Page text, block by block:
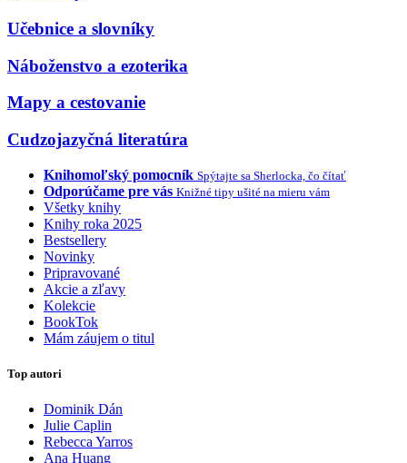
Učebnice a slovníky
Náboženstvo a ezoterika
Mapy a cestovanie
Cudzojazyčná literatúra
Knihomoľský pomocník Spýtajte sa Sherlocka, čo čítať
Odporúčame pre vás Knižné tipy ušité na mieru vám
Všetky knihy
Knihy roka 2025
Bestsellery
Novinky
Pripravované
Akcie a zľavy
Kolekcie
BookTok
Mám záujem o titul
Top autori
Dominik Dán
Julie Caplin
Rebecca Yarros
Ana Huang